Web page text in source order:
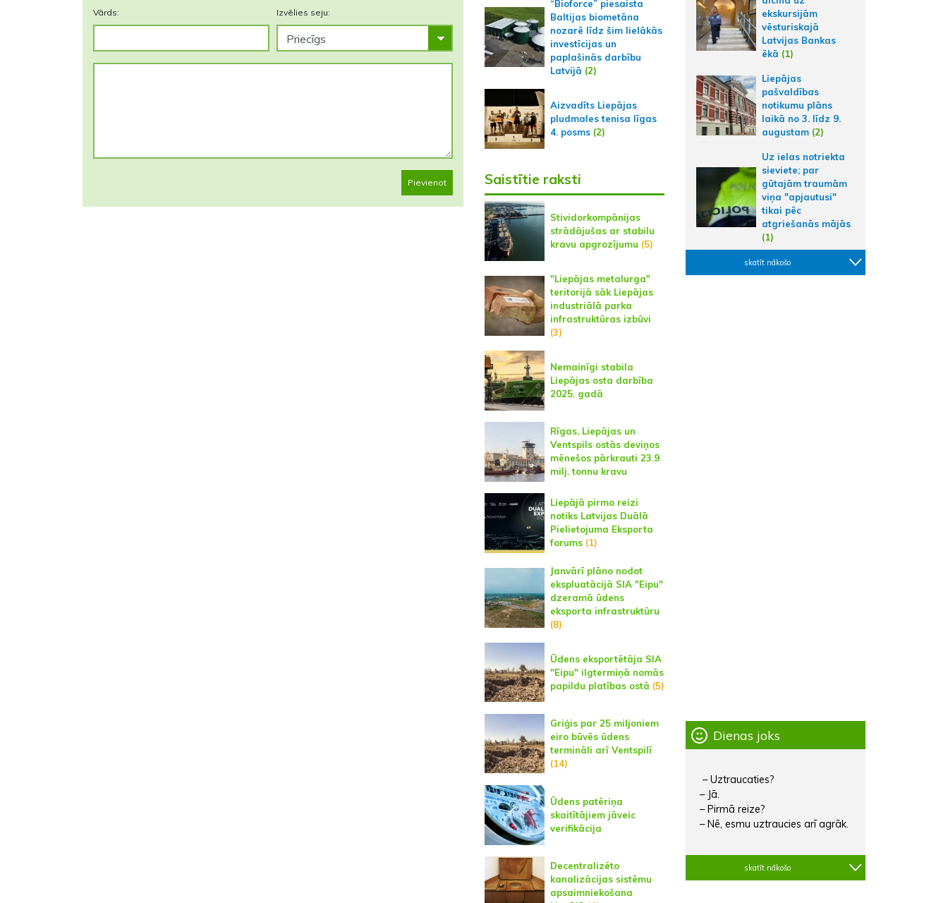
Vārds: Izvēlies seju:
Pievienot
“Bioforce” piesaista
Baltijas biometāna
nozarē līdz šim lielākās
investīcijas un
paplašinās darbību
Latvijā (2)
Aizvadīts Liepājas
pludmales tenisa līgas
4. posms(2)
Saistītie raksti
Stividorkompānijas
strādājušas ar stabilu
kravu apgrozījumu (5)
"Liepājas metalurga"
teritorijā sāk Liepājas
industriālā parka
infrastruktūras izbūvi
(3)
Nemainīgi stabila
Liepājas osta darbība
2025. gadā
Rīgas, Liepājas un
Ventspils ostās deviņos
mēnešos pārkrauti 23.9
milj. tonnu kravu
Liepājā pirmo reizi
notiks Latvijas Duālā
Pielietojuma Eksporta
forums(1)
Janvārī plāno nodot
ekspluatācijā SIA "Eipu"
dzeramā ūdens
eksporta infrastruktūru
(8)
Ūdens eksportētāja SIA
"Eipu" ilgtermiņā nomās
papildu platības ostā (5)
Griģis par 25 miljoniem
eiro būvēs ūdens
termināli arī Ventspilī
(14)
Ūdens patēriņa
skaitītājiem jāveic
verifikācija
Decentralizēto
kanalizācijas sistēmu
apsaimniekošana
ekskursijām
vēsturiskajā
Latvijas Bankas
ēkā (1)
Liepājas
pašvaldības
notikumu plāns
laikā no 3. līdz 9.
augustam (2)
Uz ielas notriekta
sieviete; par
gūtajām traumām
viņa "apjautusi"
tikai pēc
atgriešanās mājās
(1)
skatīt nākošo
Dienas joks
– Uztraucaties?
– Jā.
– Pirmā reize?
– Nē, esmu uztraucies arī agrāk.
skatīt nākošo